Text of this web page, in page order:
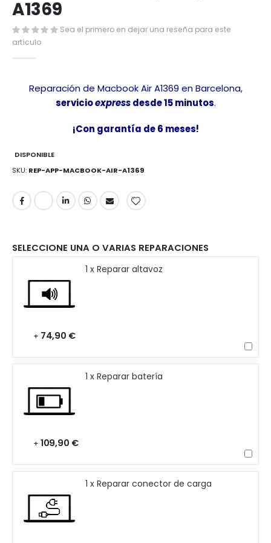
de
la
galería
imágenes
A1369
Sea el primero en dejar una reseña para este
artículo
Reparación de Macbook Air A1369 en Barcelona,
servicioexpressdesde 15 minutos.
¡Con garantía de 6 meses!
DISPONIBLE
SKU REP-APP-MACBOOK-AIR-A1369
SELECCIONE UNA O VARIAS REPARACIONES
1 x Reparar altavoz
+ 74,90 €
1 x Reparar batería
+ 109,90 €
1 x Reparar conector de carga